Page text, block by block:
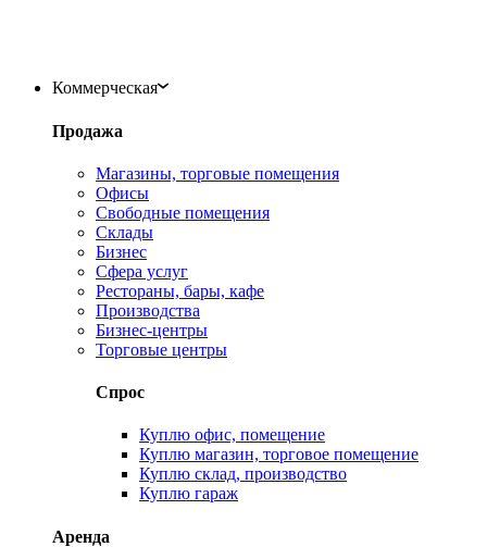
Коммерческая
Продажа
Магазины, торговые помещения
Офисы
Свободные помещения
Склады
Бизнес
Сфера услуг
Рестораны, бары, кафе
Производства
Бизнес-центры
Торговые центры
Спрос
Куплю офис, помещение
Куплю магазин, торговое помещение
Куплю склад, производство
Куплю гараж
Аренда